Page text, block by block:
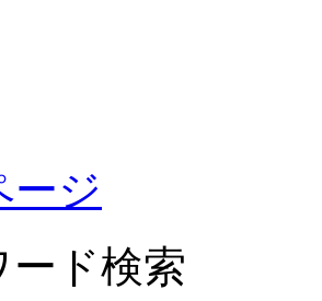
ージ
ード検索